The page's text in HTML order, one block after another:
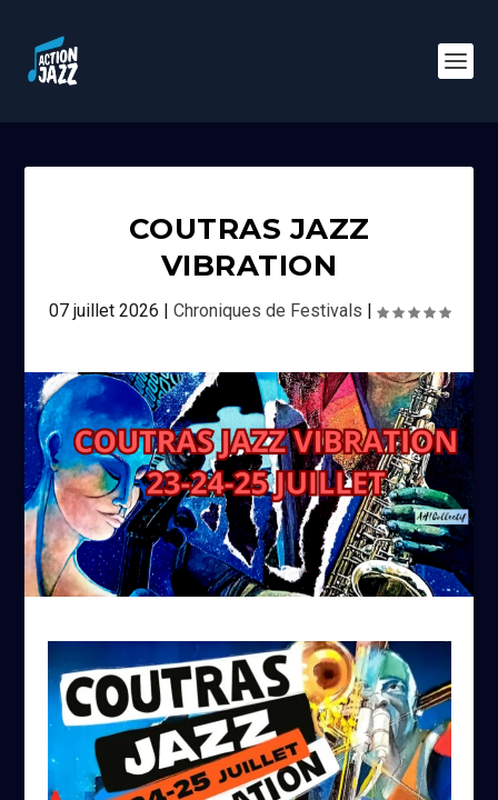
COUTRAS JAZZ
VIBRATION
07 juillet 2026 | Chroniques de Festivals |